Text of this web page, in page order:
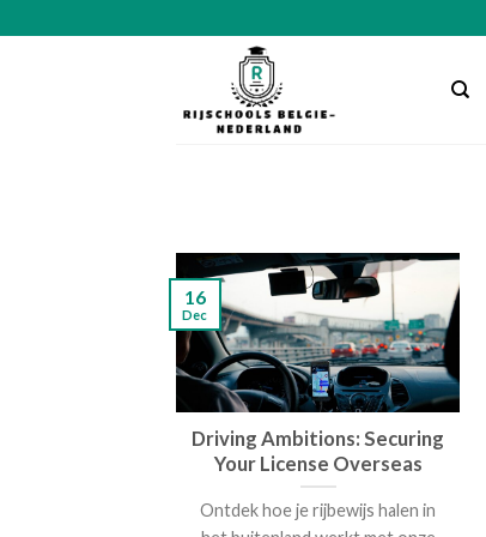
to
Driving Ambitions: Securing
Your License Overseas
Ontdek hoe je rijbewijs halen in
16
Dec